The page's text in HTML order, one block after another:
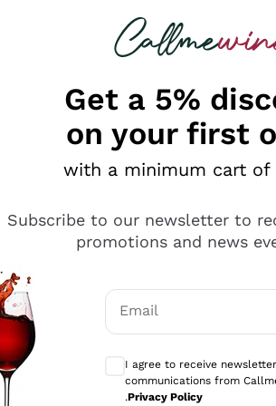
looking for
è male ma secondo me ci sono
Get a 5%
on your first
with a minimum cart of
Subscribe to our newsletter to
promotions and news
Email
I agree to receive
communications from
.Privacy Policy